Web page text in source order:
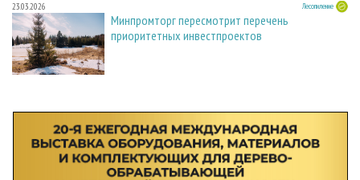
23.03.2026 Лесопиление
Минпромторг пересмотрит перечень
приоритетных инвестпроектов